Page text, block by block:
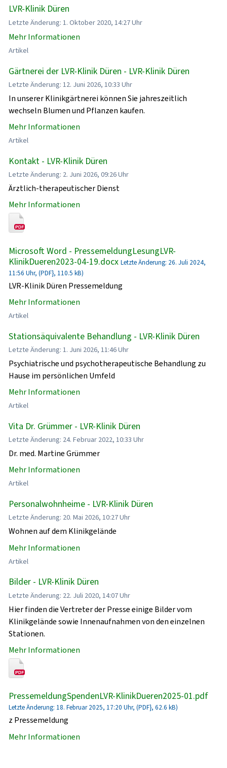
LVR-Klinik Düren
Letzte Änderung: 1. Oktober 2020, 14:27 Uhr
Mehr Informationen
Artikel
Gärtnerei der LVR-Klinik Düren - LVR-Klinik Düren
Letzte Änderung: 12. Juni 2026, 10:33 Uhr
In unserer Klinikgärtnerei können Sie jahreszeitlich
wechseln Blumen und Pflanzen kaufen.
Mehr Informationen
Artikel
Kontakt - LVR-Klinik Düren
Letzte Änderung: 2. Juni 2026, 09:26 Uhr
Ärztlich-therapeutischer Dienst
Mehr Informationen
Microsoft Word - PressemeldungLesungLVR-
KlinikDueren2023-04-19.docx Letzte Änderung: 26. Juli 2024,
11:56 Uhr, (PDF}, 110.5 kB)
LVR-Klinik Düren Pressemeldung
Mehr Informationen
Artikel
Stationsäquivalente Behandlung - LVR-Klinik Düren
Letzte Änderung: 1. Juni 2026, 11:46 Uhr
Psychiatrische und psychotherapeutische Behandlung zu
Hause im persönlichen Umfeld
Mehr Informationen
Artikel
Vita Dr. Grümmer - LVR-Klinik Düren
Letzte Änderung: 24. Februar 2022, 10:33 Uhr
Dr. med. Martine Grümmer
Mehr Informationen
Artikel
Personalwohnheime - LVR-Klinik Düren
Letzte Änderung: 20. Mai 2026, 10:27 Uhr
Wohnen auf dem Klinikgelände
Mehr Informationen
Artikel
Bilder - LVR-Klinik Düren
Letzte Änderung: 22. Juli 2020, 14:07 Uhr
Hier finden die Vertreter der Presse einige Bilder vom
Klinikgelände sowie Innenaufnahmen von den einzelnen
Stationen.
Mehr Informationen
PressemeldungSpendenLVR-KlinikDueren2025-01.pdf
Letzte Änderung: 18. Februar 2025, 17:20 Uhr, (PDF}, 62.6 kB)
z Pressemeldung
Mehr Informationen